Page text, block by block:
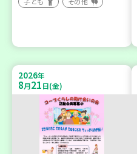
2026年
8月21日(金)